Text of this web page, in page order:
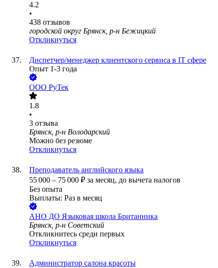
4.2
•
438 отзывов
городской округ Брянск, р-н Бежицкий
Откликнуться
Диспетчер/менеджер клиентского сервиса в IT сфере
Опыт 1-3 года
ООО РуТек
1.8
•
3 отзыва
Брянск, р-н Володарский
Можно без резюме
Откликнуться
Преподаватель английского языка
55 000 – 75 000 ₽ за месяц, до вычета налогов
Без опыта
Выплаты: Раз в месяц
АНО ДО Языковая школа Британника
Брянск, р-н Советский
Откликнитесь среди первых
Откликнуться
Администратор салона красоты